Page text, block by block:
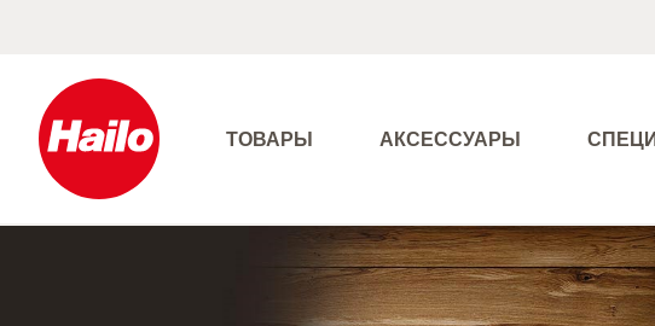
ТОВАРЫ АКСЕССУАРЫ